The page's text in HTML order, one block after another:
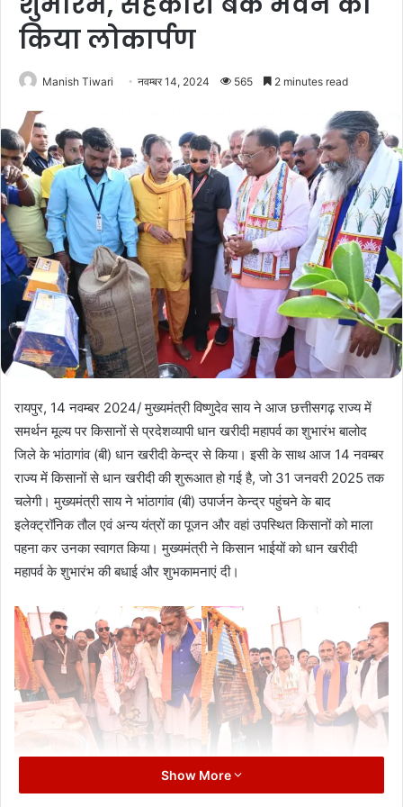
किया लोकार्पण
Manish Tiwari नवम्बर 14, 2024 565 2 minutes read
रायपुर, 14 नवम्बर 2024/ मुख्यमंत्री विष्णुदेव साय ने आज छत्तीसगढ़ राज्य में
समर्थन मूल्य पर किसानों से प्रदेशव्यापी धान खरीदी महापर्व का शुभारंभ बालोद
जिले के भांठागांव (बी) धान खरीदी केन्द्र से किया। इसी के साथ आज 14 नवम्बर
राज्य में किसानों से धान खरीदी की शुरूआत हो गई है, जो 31 जनवरी 2025 तक
चलेगी। मुख्यमंत्री साय ने भांठागांव (बी) उपार्जन केन्द्र पहुंचने के बाद
इलेक्ट्रॉनिक तौल एवं अन्य यंत्रों का पूजन और वहां उपस्थित किसानों को माला
पहना कर उनका स्वागत किया। मुख्यमंत्री ने किसान भाईयों को धान खरीदी
महापर्व के शुभारंभ की बधाई और शुभकामनाएं दी।
मुख्यमंत्री की उपस्थिति में ग्राम भांठागांव के किसान भागबली ने कुल 148 क्विंटल
Show More